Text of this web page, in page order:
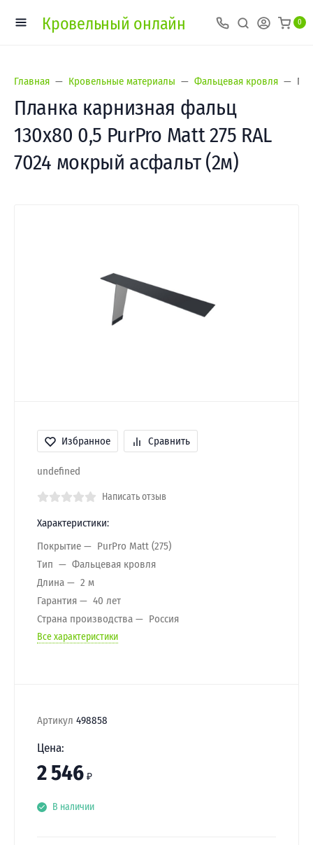
Кровельный онлайн 0
Главная Кровельные материалы Фальцевая кровля
Планка карнизная фальц
130х80 0,5 PurPro Matt 275 RAL
7024 мокрый асфальт (2м)
Избранное Сравнить
undefined
Написать отзыв
Характеристики:
Покрытие
PurPro Matt (275)
Тип
Фальцевая кровля
Длина
2 м
Гарантия
40 лет
Страна производства
Россия
Все характеристики
Артикул 498858
Цена:
2 546 ₽
В наличии